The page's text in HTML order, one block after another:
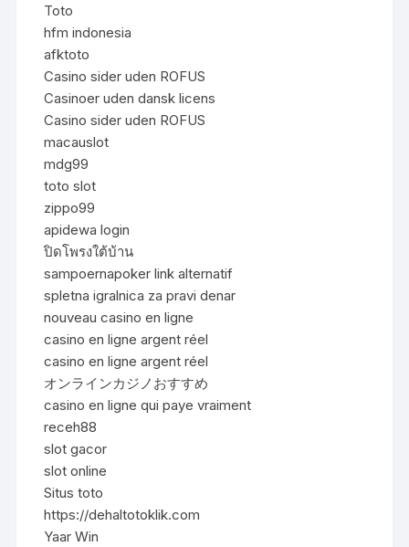
Toto
hfm indonesia
afktoto
Casino sider uden ROFUS
Casinoer uden dansk licens
Casino sider uden ROFUS
macauslot
mdg99
toto slot
zippo99
apidewa login
ปิดโพรงใต้บ้าน
sampoernapoker link alternatif
spletna igralnica za pravi denar
nouveau casino en ligne
casino en ligne argent réel
casino en ligne argent réel
オンラインカジノおすすめ
casino en ligne qui paye vraiment
receh88
slot gacor
slot online
Situs toto
https://dehaltotoklik.com
Yaar Win